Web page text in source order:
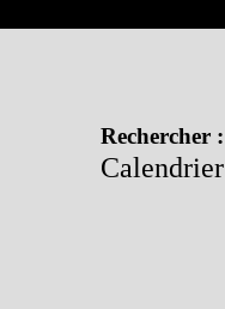
Rechercher :
Calendrier